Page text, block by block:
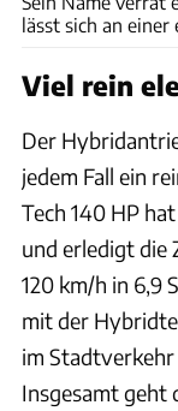
lässt sich an einer
Viel rein
Der
jedem Fall ein
Tech 140 HP
und erledigt die
120 km/h in 6,9
mit der
im Stadtverkehr
Insgesamt geht